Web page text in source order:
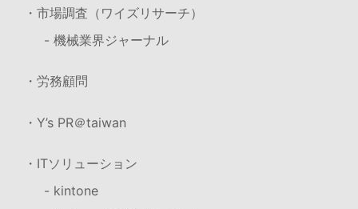
・市場調査（ワイズリサーチ）
- 機械業界ジャーナル
・労務顧問
・Y’s PR＠taiwan
・ITソリューション
- kintone